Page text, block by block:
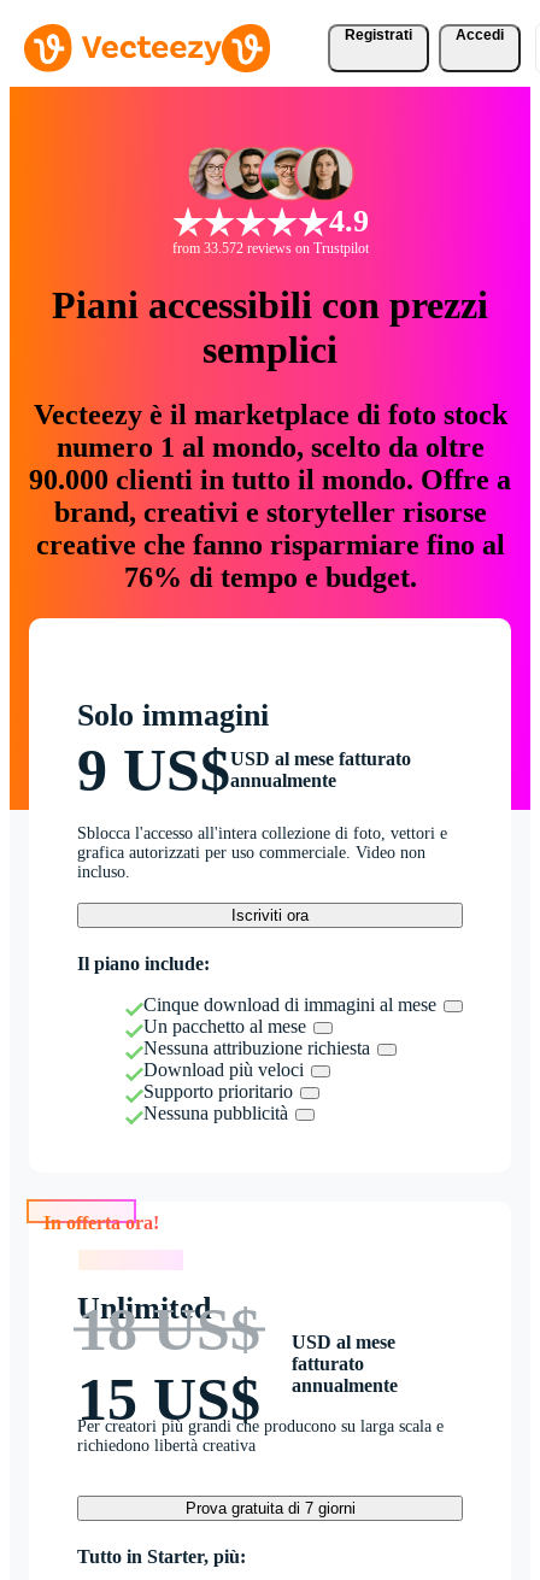
Registrati Accedi
4.9
from 33.572 reviews on Trustpilot
Piani accessibili con prezzi
semplici
Vecteezy è il marketplace di foto stock
numero 1 al mondo, scelto da oltre
90.000 clienti in tutto il mondo. Offre a
brand, creativi e storyteller risorse
creative che fanno risparmiare fino al
76% di tempo e budget.
Solo immagini
9 US$USD al mese fatturato
annualmente
Sblocca l'accesso all'intera collezione di foto, vettori e
grafica autorizzati per uso commerciale. Video non
incluso.
Iscriviti ora
Il piano include:
Cinque download di immagini al mese
Un pacchetto al mese
Nessuna attribuzione richiesta
Download più veloci
Supporto prioritario
Nessuna pubblicità
Unlimited
18 US$
15 US$
USD al mese
fatturato
annualmente
Per creatori più grandi che producono su larga scala e
richiedono libertà creativa
Prova gratuita di 7 giorni
Tutto in Starter, più: